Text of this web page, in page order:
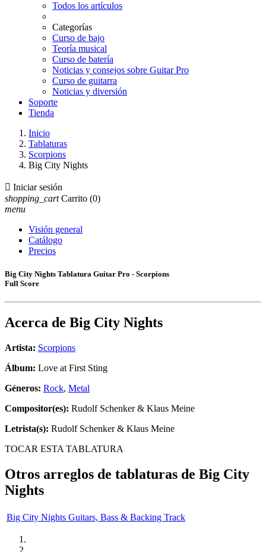
Todos los artículos
Categorías
Curso de bajo
Teoría musical
Curso de batería
Noticias y consejos sobre Guitar Pro
Curso de guitarra
Noticias y diversión
Soporte
Tienda
Inicio
Tablaturas
Scorpions
Big City Nights
 Iniciar sesión
shopping_cart Carrito (0)
menu
Visión general
Catálogo
Precios
Big City Nights Tablatura Guitar Pro - Scorpions
Full Score
Acerca de Big City Nights
Artista: Scorpions
Álbum: Love at First Sting
Géneros: Rock, Metal
Compositor(es): Rudolf Schenker & Klaus Meine
Letrista(s): Rudolf Schenker & Klaus Meine
TOCAR ESTA TABLATURA
Otros arreglos de tablaturas de Big City
Nights
Big City Nights Guitars, Bass & Backing Track